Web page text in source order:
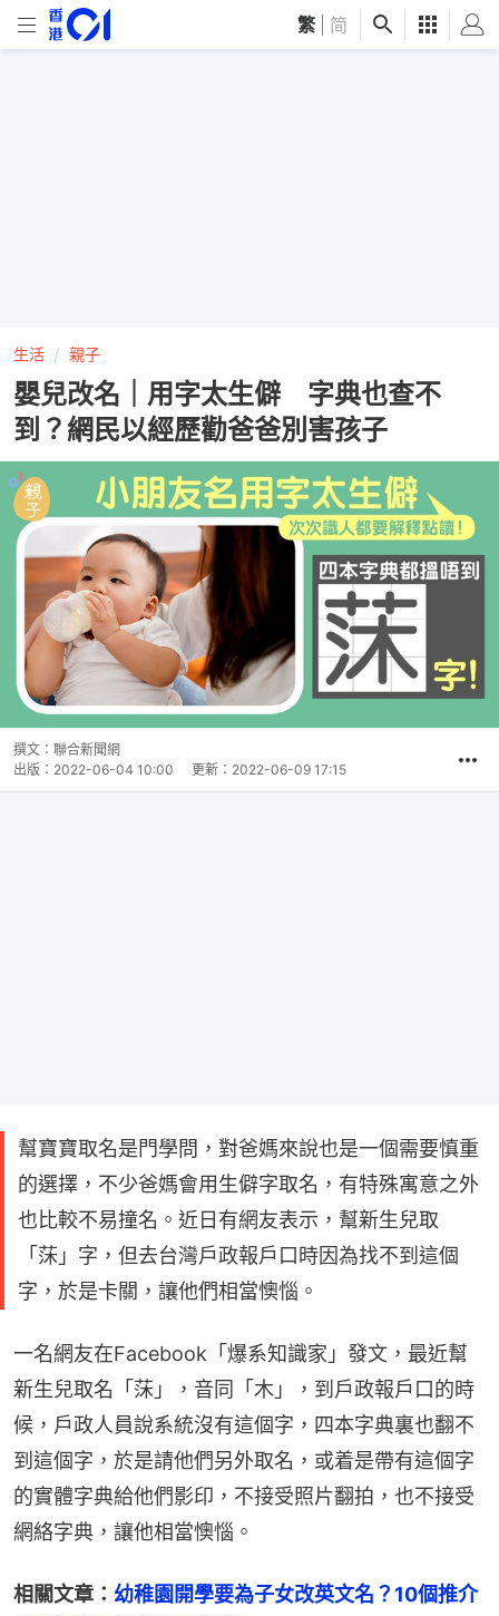
繁 简
生活 親子
嬰兒改名｜用字太生僻 字典也查不
到？網民以經歷勸爸爸別害孩子
撰文： 聯合新聞網
出版： 2022-06-04 10:00 更新： 2022-06-09 17:15
幫寶寶取名是門學問，對爸媽來說也是一個需要慎重
的選擇，不少爸媽會用生僻字取名，有特殊寓意之外
也比較不易撞名。近日有網友表示，幫新生兒取
「莯」字，但去台灣戶政報戶口時因為找不到這個
字，於是卡關，讓他們相當懊惱。
一名網友在Facebook「爆系知識家」發文，最近幫
新生兒取名「莯」，音同「木」，到戶政報戶口的時
候，戶政人員說系統沒有這個字，四本字典裏也翻不
到這個字，於是請他們另外取名，或着是帶有這個字
的實體字典給他們影印，不接受照片翻拍，也不接受
網絡字典，讓他相當懊惱。
相關文章： 幼稚園開學要為子女改英文名？10個推介